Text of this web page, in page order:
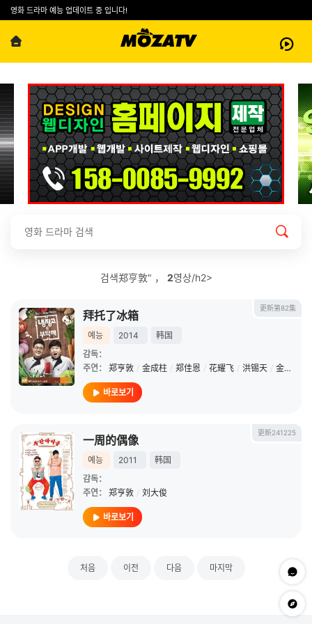
영화 드라마 예능 업데이트 중 입니다!
검색郑亨敦" ， 2영상/h2>
更新第82集
拜托了冰箱
예능 2014
韩国
감독：
주연：
郑亨敦 / 金成柱 / 郑佳恩 / 花耀飞 / 洪锡天 / 金风
바로보기
更新241225
一周的偶像
예능 2011
韩国
감독：
주연：
郑亨敦 / 刘大俊
바로보기
처음 이전 다음 마지막 문의하
app